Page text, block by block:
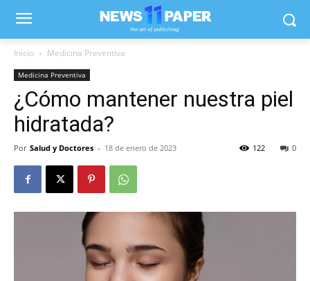
Inicio Medicina Preventiva
Medicina Preventiva
¿Cómo mantener nuestra piel
hidratada?
Por Salud y Doctores - 18 de enero de 2023 0
122